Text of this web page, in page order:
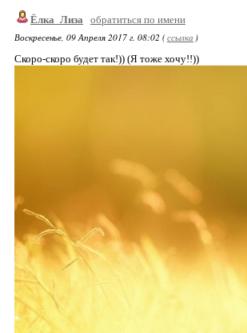
Ёлка_Лиза
обратиться по имени
Воскресенье, 09 Апреля 2017 г. 08:02 (ссылка )
Скоро-скоро будет так!)) (Я тоже хочу!!))